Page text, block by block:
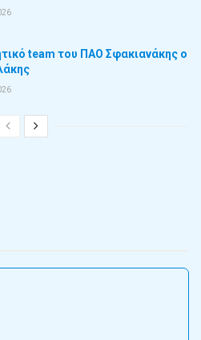
team του ΠΑΟ Σφακιανάκης ο